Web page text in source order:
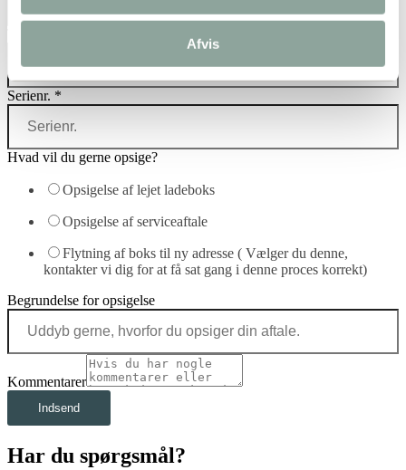
Afvis
Serienr. *
Hvad vil du gerne opsige?
Opsigelse af lejet ladeboks
Opsigelse af serviceaftale
Flytning af boks til ny adresse ( Vælger du denne,
kontakter vi dig for at få sat gang i denne proces korrekt)
Begrundelse for opsigelse
Kommentarer
Indsend
Har du spørgsmål?